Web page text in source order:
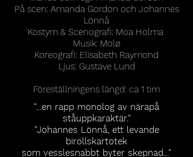
På scen: Amanda Gordon och Johannes
Lönnå
Kostym & Scenografi: Moa Holma
Musik: Molø
Koreografi: Elisabeth Raymond
Ljus: Gustave Lund
Föreställningens längd: ca 1 tim
"...en rapp monolog av närapå
ståuppkaraktär."
"Johannes Lönnå, ett levande
birollskartotek
som vesslesnabbt byter skepnad..."